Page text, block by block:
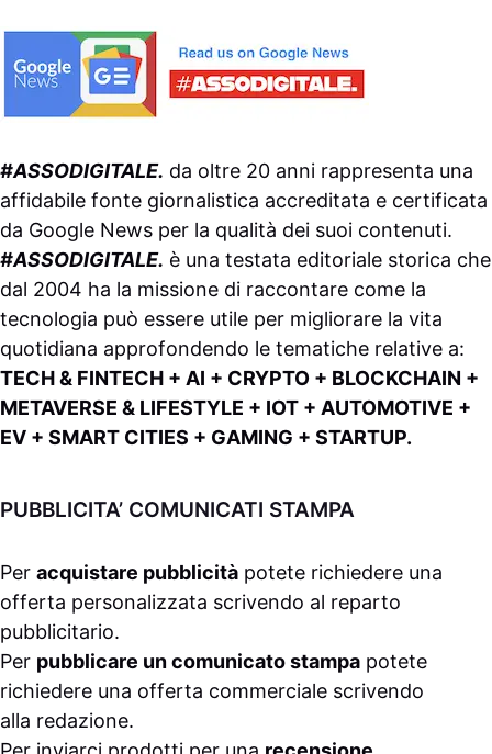
#ASSODIGITALE. da oltre 20 anni rappresenta una
affidabile fonte giornalistica accreditata e certificata
da Google News per la qualità dei suoi contenuti.
#ASSODIGITALE. è una testata editoriale storica che
dal 2004 ha la missione di raccontare come la
tecnologia può essere utile per migliorare la vita
quotidiana approfondendo le tematiche relative a:
TECH & FINTECH + AI + CRYPTO + BLOCKCHAIN +
METAVERSE & LIFESTYLE + IOT + AUTOMOTIVE +
EV + SMART CITIES + GAMING + STARTUP.
PUBBLICITA’ COMUNICATI STAMPA
Per acquistare pubblicità potete richiedere una
offerta personalizzata scrivendo al reparto
pubblicitario.
Per pubblicare un comunicato stampa potete
richiedere una offerta commerciale scrivendo
alla redazione.